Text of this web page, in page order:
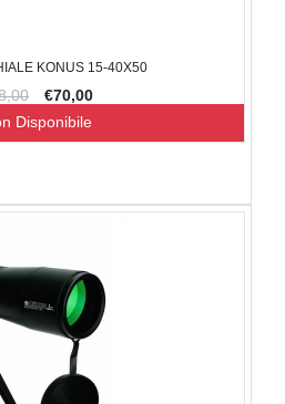
KONUS 15-40X50
€70,00
Disponibile